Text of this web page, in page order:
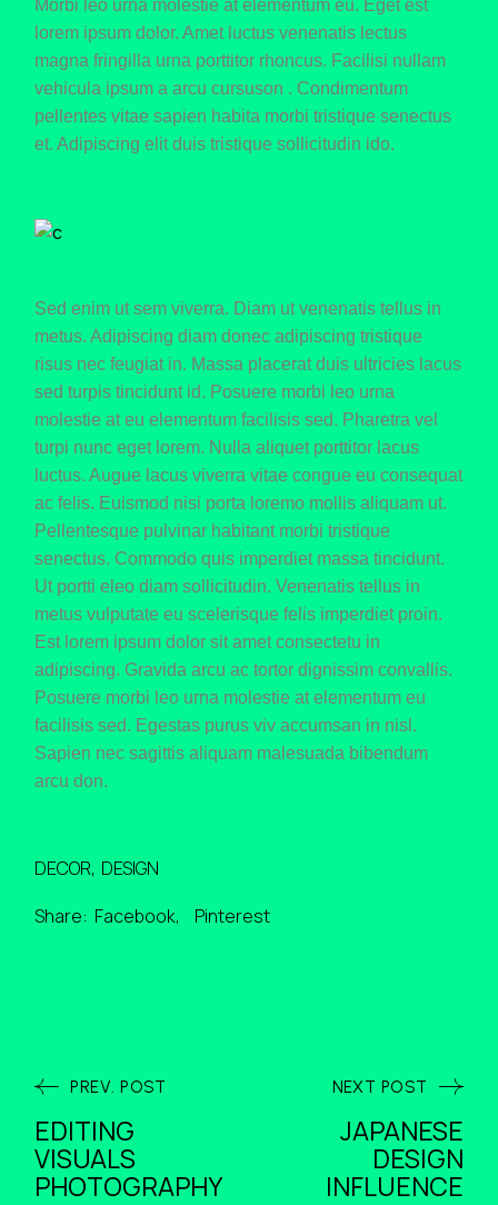
Morbi leo urna molestie at elementum eu. Eget est
lorem ipsum dolor. Amet luctus venenatis lectus
magna fringilla urna porttitor rhoncus. Facilisi nullam
vehicula ipsum a arcu cursuson . Condimentum
pellentes vitae sapien habita morbi tristique senectus
et. Adipiscing elit duis tristique sollicitudin ido.
Sed enim ut sem viverra. Diam ut venenatis tellus in
metus. Adipiscing diam donec adipiscing tristique
risus nec feugiat in. Massa placerat duis ultricies lacus
sed turpis tincidunt id. Posuere morbi leo urna
molestie at eu elementum facilisis sed. Pharetra vel
turpi nunc eget lorem. Nulla aliquet porttitor lacus
luctus. Augue lacus viverra vitae congue eu consequat
ac felis. Euismod nisi porta loremo mollis aliquam ut.
Pellentesque pulvinar habitant morbi tristique
senectus. Commodo quis imperdiet massa tincidunt.
Ut portti eleo diam sollicitudin. Venenatis tellus in
metus vulputate eu scelerisque felis imperdiet proin.
Est lorem ipsum dolor sit amet consectetu in
adipiscing. Gravida arcu ac tortor dignissim convallis.
Posuere morbi leo urna molestie at elementum eu
facilisis sed. Egestas purus viv accumsan in nisl.
Sapien nec sagittis aliquam malesuada bibendum
arcu don.
DECOR DESIGN
Share: Facebook Pinterest
PREV. POST
EDITING
VISUALS
PHOTOGRAPHY
JAPANESE
DESIGN
INFLUENCE
NEXT POST